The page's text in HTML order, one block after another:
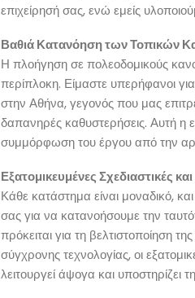
επιχείρησή σας, ενώ εμείς
Βαθιά Κατανόηση των Τοπικών
Η πλοήγηση σε πολεοδομικούς
περίπλοκη. Είμαστε υπερήφανοι
στην Αθήνα, γεγονός που μας
δαπανηρές καθυστερήσεις. Αυτή η
συμμόρφωση του έργου από την
Εξατομικευμένες Σχεδιαστικές
Κάθε κατάστημα είναι μοναδικό,
σας για να κατανοήσουμε την
πρόκειται για τη βελτιστοποίηση
σύγχρονης τεχνολογίας, οι
λειτουργεί άψογα και υποστηρίζει